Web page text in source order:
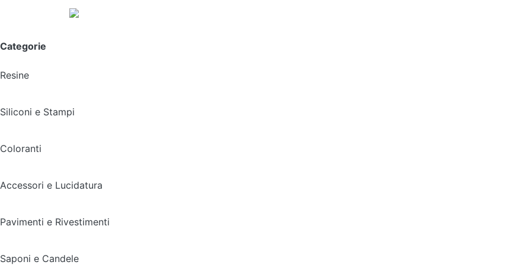
Categorie
Resine
Siliconi e Stampi
Coloranti
Accessori e Lucidatura
Pavimenti e Rivestimenti
Saponi e Candele